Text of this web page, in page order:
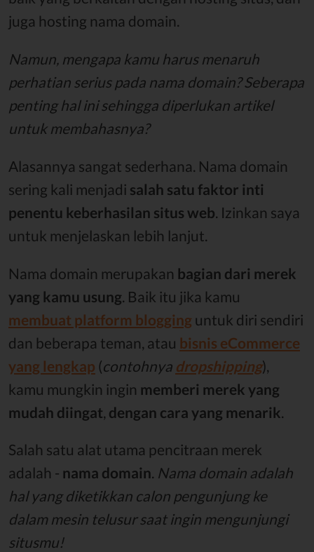
juga hosting nama domain.
Namun, mengapa kamu harus menaruh
perhatian serius pada nama domain? Seberapa
penting hal ini sehingga diperlukan artikel
untuk membahasnya?
Alasannya sangat sederhana. Nama domain
sering kali menjadi salah satu faktor inti
penentu keberhasilan situs web . Izinkan saya
untuk menjelaskan lebih lanjut.
Nama domain merupakan bagian dari merek
yang kamu usung . Baik itu jika kamu
membuat platform blogging untuk diri sendiri
dan beberapa teman, atau bisnis eCommerce
yang lengkap (contohnya dropshipping),
kamu mungkin ingin memberi merek yang
mudah diingat dengan cara yang menarik
Salah satu alat utama pencitraan merek
adalah - nama domain. Nama domain adalah
hal yang diketikkan calon pengunjung ke
dalam mesin telusur saat ingin mengunjungi
situsmu!